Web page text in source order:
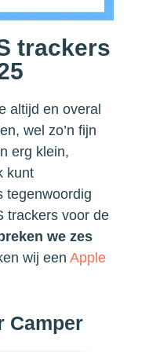
trackers
altijd en overal
wel zo’n fijn
erg klein,
kunt
tegenwoordig
trackers voor de
we zes
wij een Apple
Camper